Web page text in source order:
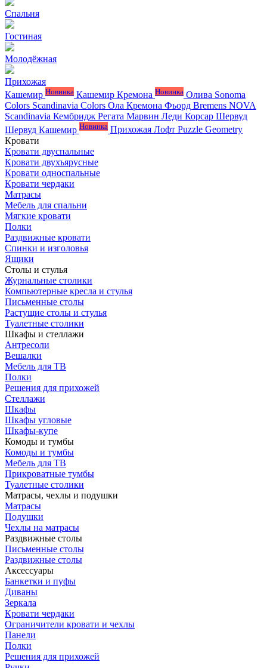
Спальня
Гостиная
Молодёжная
Прихожая
Кашемир Новинка Кашемир Кремона Новинка Олива Sonoma
Colors Scandinavia Colors Ола Кремона Фьорд Bremens NOVA
Scandinavia Кембридж Регата Марвин Леди Корсар Шервуд
Шервуд Кашемир Новинка Прихожая Лофт Puzzle Geometry
Кровати
Кровати двуспальные
Кровати двухъярусные
Кровати односпальные
Кровати чердаки
Матрасы
Мебель для спальни
Мягкие кровати
Полки
Раздвижные кровати
Спинки и изголовья
Ящики
Столы и стулья
Журнальные столики
Компьютерные кресла и стулья
Письменные столы
Растущие столы и стулья
Туалетные столики
Шкафы и стеллажи
Антресоли
Вешалки
Мебель для ТВ
Полки
Решения для прихожей
Стеллажи
Шкафы
Шкафы угловые
Шкафы-купе
Комоды и тумбы
Комоды и тумбы
Мебель для ТВ
Прикроватные тумбы
Туалетные столики
Матрасы, чехлы и подушки
Матрасы
Подушки
Чехлы на матрасы
Раздвижные столы
Письменные столы
Раздвижные столы
Аксессуары
Банкетки и пуфы
Диваны
Зеркала
Кровати чердаки
Ограничители кровати и чехлы
Панели
Полки
Решения для прихожей